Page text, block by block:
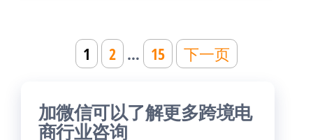
页
1 2 … 15 下一页
加微信可以了解更多跨境电
商行业咨询